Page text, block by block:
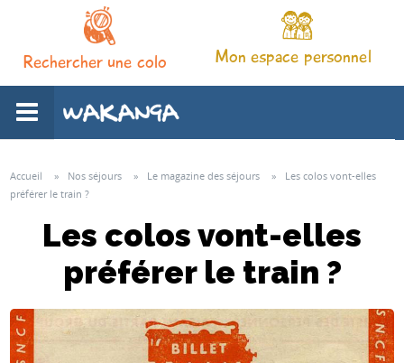
Rechercher une colo Mon espace personnel
Notre pédagogie
Espace familles
Accueil » Nos séjours » Le magazine des séjours »
Les colos vont-elles
préférer le train ?
Les colos vont-elles
préférer le train ?